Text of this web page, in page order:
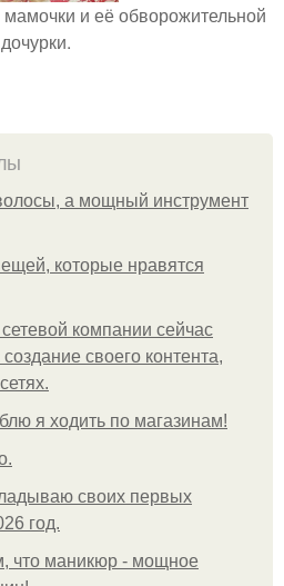
и её обворожительной
дочурки.
а мощный инструмент
которые нравятся
компании сейчас
своего контента,
я ходить по магазинам!
своих первых
год.
что маникюр - мощное